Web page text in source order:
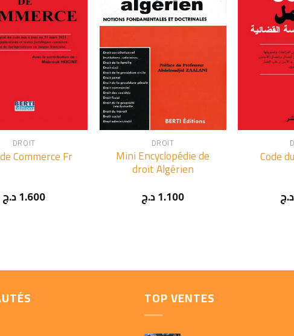
DROIT
Commerce Fr
1.600د.ج
+
DROIT
Mini Encyclopédie de
droit Algérien
1.100د.ج
Code
د.ج
TOP VENTES